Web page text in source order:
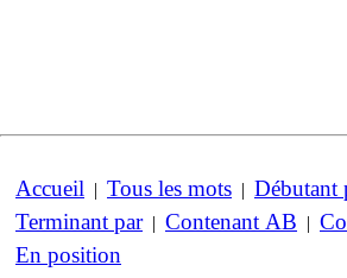
Accueil | Tous les mots | Débutant
Terminant par| Contenant AB |
En position